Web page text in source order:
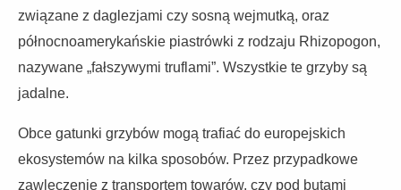
związane z daglezjami czy sosną wejmutką, oraz
północnoamerykańskie piastrówki z rodzaju Rhizopogon,
nazywane „fałszywymi truflami”. Wszystkie te grzyby są
jadalne.
Obce gatunki grzybów mogą trafiać do europejskich
ekosystemów na kilka sposobów. Przez przypadkowe
zawleczenie z transportem towarów, czy pod butami